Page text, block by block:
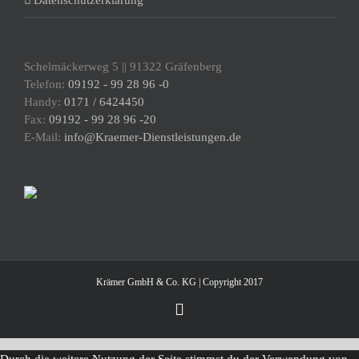
Schelmäckerweg 5 || 91322 Gräfenberg
Telefon: 09192 - 99 28 96 -0
Handy: 0171 / 6424450
Fax: 09192 - 99 28 96 -20
E-Mail: info@Kraemer-Dienstleistungen.de
Krämer GmbH & Co. KG | Copyright 2017